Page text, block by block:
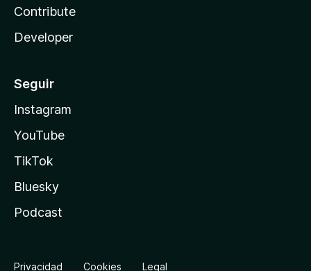
Contribute
Developer
Seguir
Instagram
YouTube
TikTok
Bluesky
Podcast
Privacidad Cookies Legal